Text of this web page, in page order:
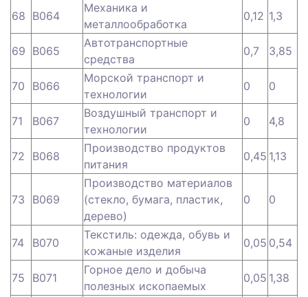
68 B064
Механика и
металлообработка
0,12 1,3
69 B065
Автотранспортные
средства
0,7 3,85
70 B066
Морской транспорт и
технологии
0 0
71 B067
Воздушный транспорт и
технологии
0 4,8
72 B068
Производство продуктов
питания
0,45 1,13
73 B069
Производство материалов
(стекло, бумага, пластик,
дерево)
0 0
74 B070
Текстиль: одежда, обувь и
кожаные изделия
0,05 0,54
75 B071
Горное дело и добыча
полезных ископаемых
0,05 1,38